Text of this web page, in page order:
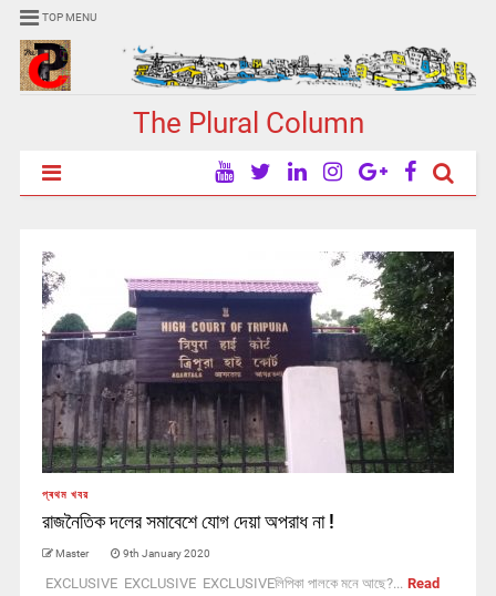
TOP MENU
The Plural Column
প্ৰথম খবর
রাজনৈতিক দলের সমাবেশে যোগ দেয়া অপরাধ না !
Master 9th January 2020
EXCLUSIVE EXCLUSIVE EXCLUSIVEলিপিকা পালকে মনে আছে?... Read